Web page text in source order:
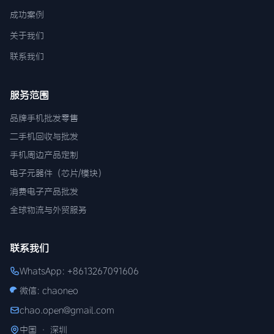
成功案例
关于我们
联系我们
服务范围
品牌手机批发零售
二手机回收与批发
手机周边产品定制
电子元器件（芯片/模块）
消费电子产品批发
全球物流与外贸服务
联系我们
WhatsApp: +8613267091606
微信: chaoneo
chao.open@gmail.com
中国 · 深圳